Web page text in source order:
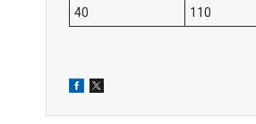
40
110